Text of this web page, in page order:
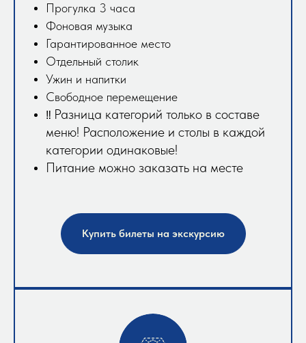
Прогулка 3 часа
Фоновая музыка
Гарантированное место
Отдельный столик
Ужин и напитки
Свободное перемещение
‼️ Разница категорий только в составе
меню! Расположение и столы в каждой
категории одинаковые!
Питание можно заказать на месте
Купить билеты на экскурсию